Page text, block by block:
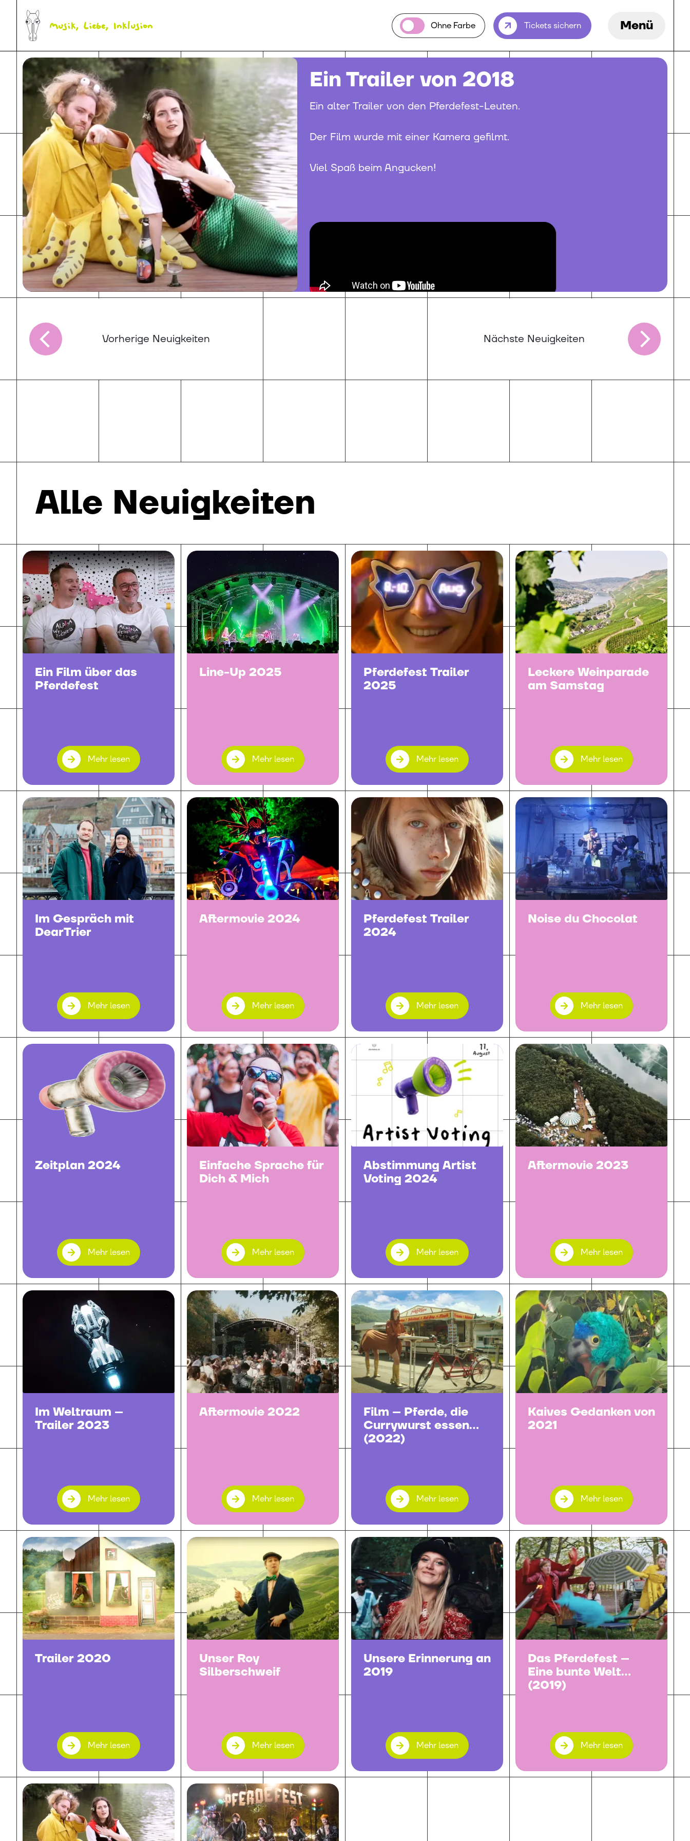
Musik, Liebe, Inklusion Ohne Farbe Tickets sichern Menü
Ein Trailer von 2018
Ein alter Trailer von den Pferdefest-Leuten.
Der Film wurde mit einer Kamera gefilmt.
Viel Spaß beim Angucken!
Vorherige Neuigkeiten Nächste Neuigkeiten
Alle Neuigkeiten
Ein Film über das
Pferdefest
Mehr lesen
Line-Up 2025
Mehr lesen
Pferdefest Trailer
2025
Mehr lesen
Leckere Weinparade
am Samstag
Mehr lesen
Im Gespräch mit
DearTrier
Mehr lesen
Aftermovie 2024
Mehr lesen
Pferdefest Trailer
2024
Mehr lesen
Noise du Chocolat
Mehr lesen
Zeitplan 2024
Mehr lesen
Einfache Sprache für
Dich & Mich
Mehr lesen
Abstimmung Artist
Voting 2024
Mehr lesen
Aftermovie 2023
Mehr lesen
Im Weltraum –
Trailer 2023
Mehr lesen
Aftermovie 2022
Mehr lesen
Film – Pferde, die
Currywurst essen
(2022)
Mehr lesen
Kaives Gedanken von
2021
Mehr lesen
Trailer 2020
Mehr lesen
Unser Roy
Silberschweif
Mehr lesen
Unsere Erinnerung an
2019
Mehr lesen
Das Pferdefest –
Eine bunte Welt
(2019)
Mehr lesen